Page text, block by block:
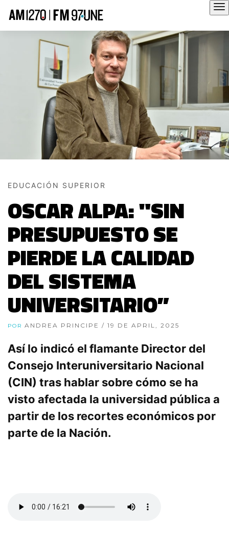
EDUCACIÓN SUPERIOR
OSCAR ALPA: "SIN
PRESUPUESTO SE
PIERDE LA CALIDAD
DEL SISTEMA
UNIVERSITARIO”
POR ANDREA PRINCIPE / 19 DE APRIL, 2025
Así lo indicó el flamante Director del
Consejo Interuniversitario Nacional
(CIN) tras hablar sobre cómo se ha
visto afectada la universidad pública a
partir de los recortes económicos por
parte de la Nación.